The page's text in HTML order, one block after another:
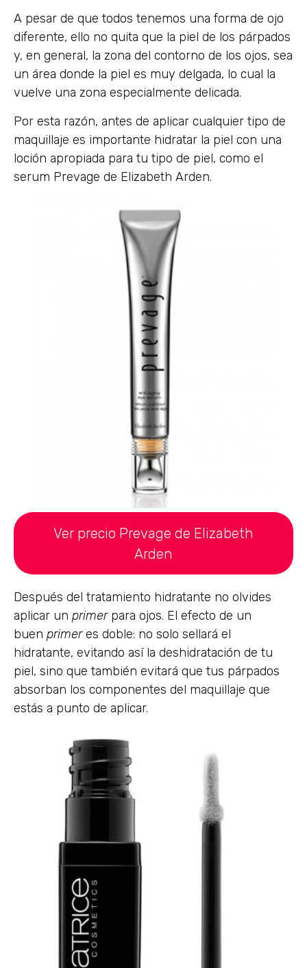
A pesar de que todos tenemos una forma de ojo
diferente, ello no quita que la piel de los párpados
y, en general, la zona del contorno de los ojos, sea
un área donde la piel es muy delgada, lo cual la
vuelve una zona especialmente delicada.
Por esta razón, antes de aplicar cualquier tipo de
maquillaje es importante hidratar la piel con una
loción apropiada para tu tipo de piel, como el
serum Prevage de Elizabeth Arden.
Ver precio Prevage de Elizabeth
Arden
Después del tratamiento hidratante no olvides
aplicar un primer para ojos. El efecto de un
buen primeres doble: no solo sellará el
hidratante, evitando así la deshidratación de tu
piel, sino que también evitará que tus párpados
absorban los componentes del maquillaje que
estás a punto de aplicar.